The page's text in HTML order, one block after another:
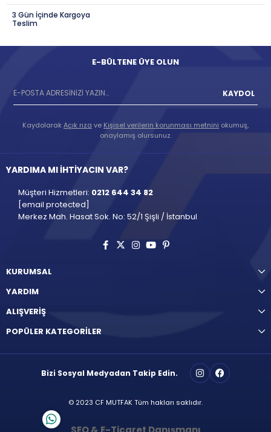
3 Gün İçinde Kargoya
Teslim
E-BÜLTENE ÜYE OLUN
KAYDOL
KaydolarakAçık rıza ve Kişisel verilerin korunması metnini okumuş,
onaylamış olursunuz.
YARDIMA MI İHTİYACIN VAR?
Müşteri Hizmetleri: 0212 644 34 82
[email protected]
Merkez Mah. Hasat Sok. No: 52/1 Şişli / İstanbul
KURUMSAL
YARDIM
ALIŞVERİŞ
POPÜLER KATEGORİLER
Bizi Sosyal Medyadan Takip Edin.
© 2023 CF MUTFAK Tüm hakları saklıdır.